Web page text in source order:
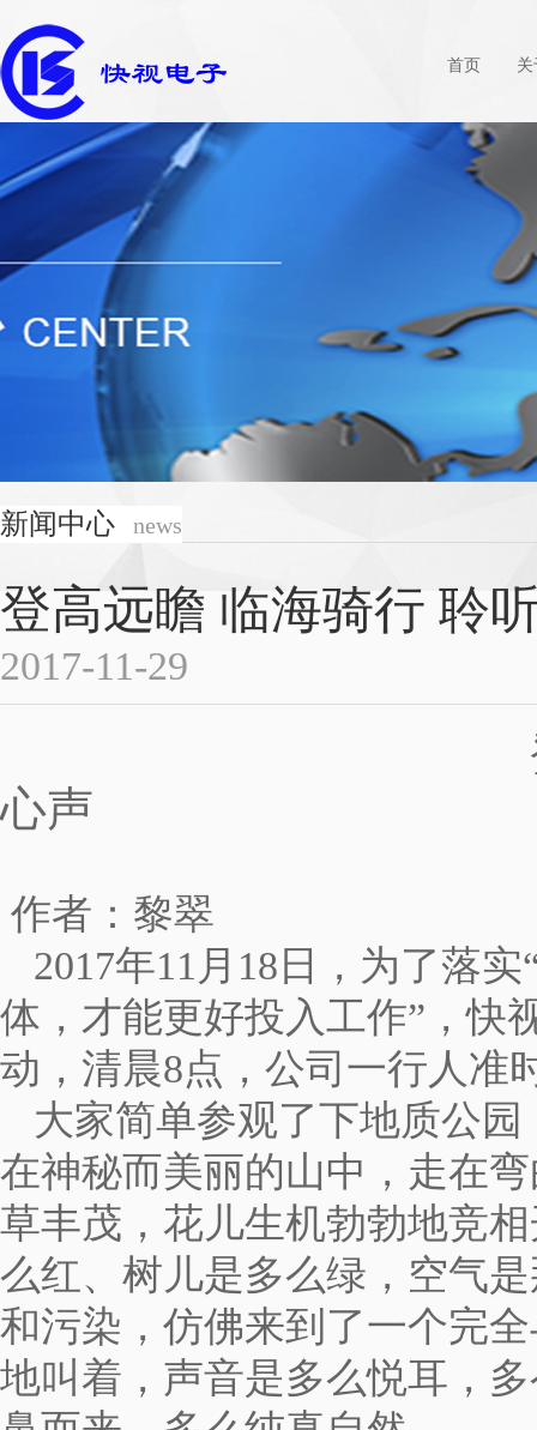
首页
新闻中心 news
登高远瞻 临海骑行 聆
2017-11-29
心声
作者：黎
2017年11月18日，为了落
体，才能更好投入工作”，快
动，清晨8点，公司一行人准
大家简单参观了下地质公
在神秘而美丽的山中，走在
草丰茂，花儿生机勃勃地竞
么红、树儿是多么绿，空气
和污染，仿佛来到了一个完
地叫着，声音是多么悦耳，